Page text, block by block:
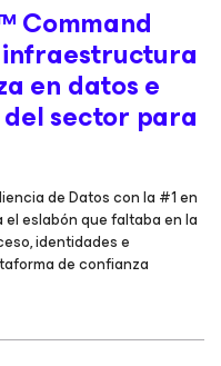
Command
en datos e
sector para
de Datos con la #1 en
el eslabón que faltaba en la
identidades e
de confianza